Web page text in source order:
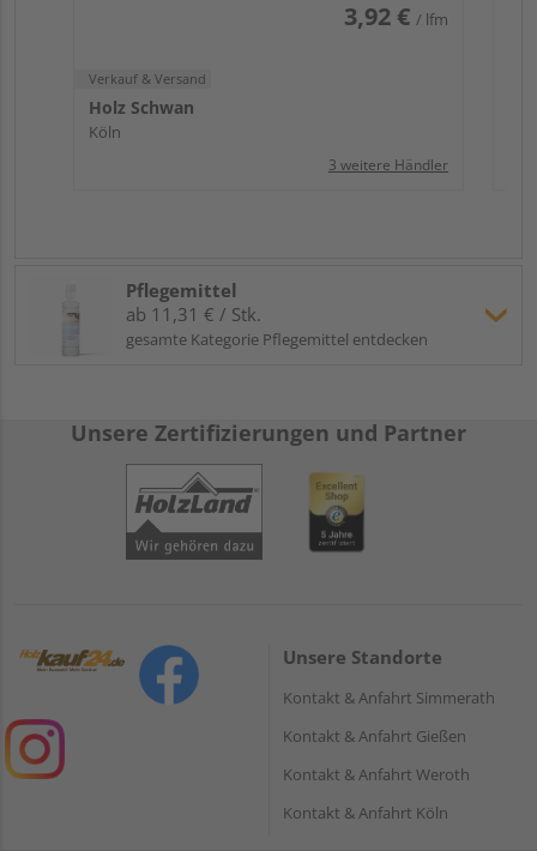
3,92 € / lfm
Verkauf & Versand
Holz Schwan
Köln
3 weitere Händler
Pflegemittel
ab 11,31 € / Stk.
gesamte Kategorie Pflegemittel entdecken
Unsere Zertifizierungen und Partner
Unsere Standorte
Kontakt & Anfahrt Simmerath
Kontakt & Anfahrt Gießen
Kontakt & Anfahrt Weroth
Kontakt & Anfahrt Köln